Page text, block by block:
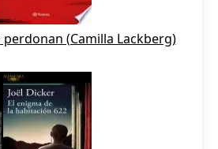
(Camilla Lackberg)